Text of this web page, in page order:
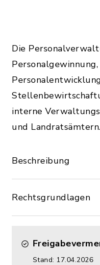
Die
interne
und Landratsämtern.
Beschreibung
Rechtsgrundlagen
Stand: 17.04.2026